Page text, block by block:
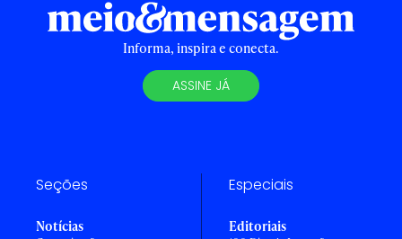
Informa, inspira e conecta.
ASSINE JÁ
Seções
Notícias
Especiais
Editoriais